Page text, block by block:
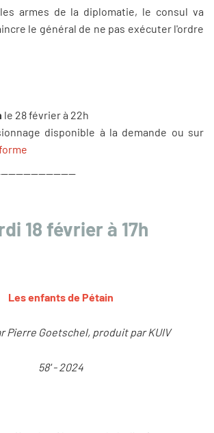
armes de la diplomatie, le consul va
le général de ne pas exécuter l'ordre
le 28 février à 22h
disponible à la demande ou sur
18 février à 17h
Les enfants de Pétain
Pierre Goetschel, produit par KUIV
58' - 2024